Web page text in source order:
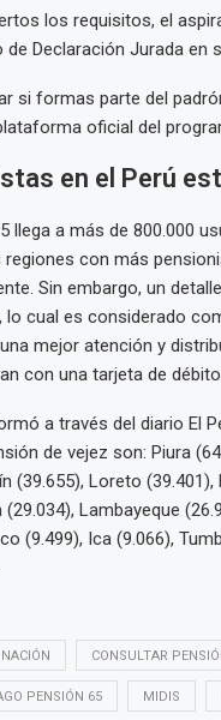
los requisitos, el
Declaración Jurada en
si formas parte del
oficial del
en el Perú
llega a más de 800.000
con más
Sin embargo, un
lo cual es considerado
mejor atención y
con una tarjeta de
a través del diario El
de vejez son: Piura
(39.655), Loreto
(29.034), Lambayeque
(9.499), Ica (9.066),
CONSULTAR
PENSIÓN 65 MIDIS